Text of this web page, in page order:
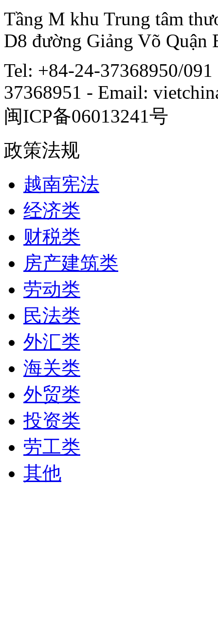
Tầng M khu Trung tâm
D8 đường Giảng Võ Quận
Tel: +84-24-37368950/
37368951 - Email:
闽ICP备06013241号
政策法规
越南宪法
经济类
财税类
房产建筑类
劳动类
民法类
外汇类
海关类
外贸类
投资类
劳工类
其他